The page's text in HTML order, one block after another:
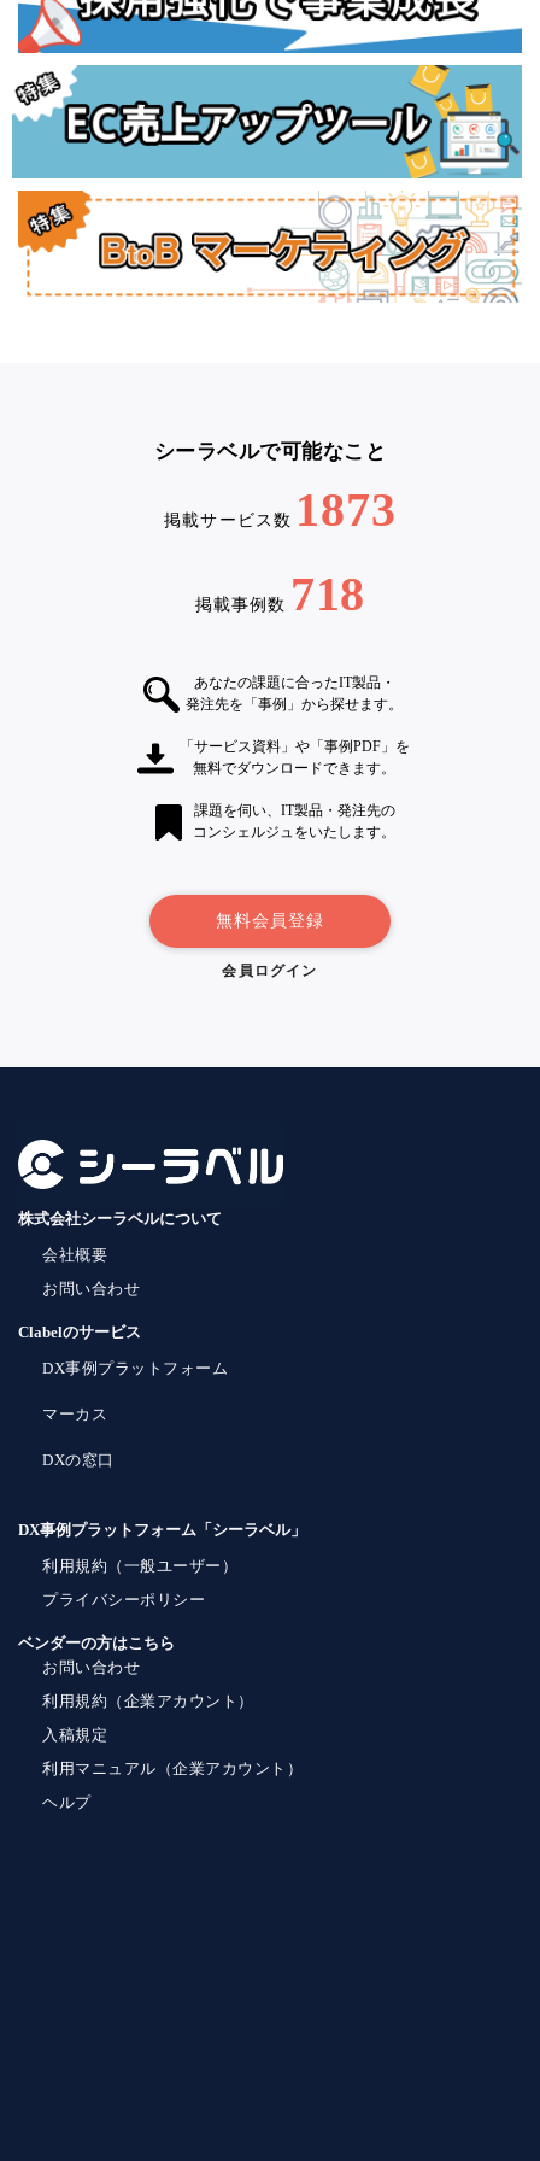
シーラベルで可能なこと
掲載サービス数 1873
掲載事例数 718
あなたの課題に合ったIT製品・
発注先を「事例」から探せます。
「サービス資料」や「事例PDF」を
無料でダウンロードできます。
課題を伺い、IT製品・発注先の
コンシェルジュをいたします。
無料会員登録
会員ログイン
株式会社シーラベルについて
会社概要
お問い合わせ
Clabelのサービス
DX事例プラットフォーム
マーカス
DXの窓口
DX事例プラットフォーム「シーラベル」
利用規約（一般ユーザー）
プライバシーポリシー
ベンダーの方はこちら
お問い合わせ
利用規約（企業アカウント）
入稿規定
利用マニュアル（企業アカウント）
ヘルプ